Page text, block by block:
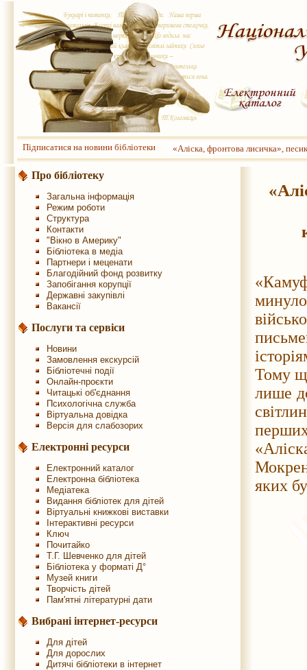
Підписатися на новини бібліотеки «Аліска, фронтова лисичка»,
Про бібліотеку
Загальна інформація
Режим роботи
Структура
Контакти
"Вікно в Америку"
Бібліотека в медіа
Партнери і меценати
Благодійний фонд розвитку
Запобігання корупції
Державні закупівлі
Вакансії
Послуги та сервіси
Новини
Замовлення екскурсій
Бібліотечні події
Онлайн-проєкти
Читацькі об'єднання
Психологічна служба
Віртуальна довідка
Версія для слабозорих
Електронні ресурси
Електронний каталог
Електронна бібліотека
Медіатека
Видання бібліотек для дітей
Віртуальні книжкові виставки
Інтерактивні ресурси
Ключ
Почитайко
Т.Г. Шевченко для дітей
Бібліотека у форматі Д°
Музей книги
Творчість дітей
Пам'ятні літературні дати
Вибрані інтернет-ресурси
Для дітей
Для дорослих
Дитячі бібліотеки в інтернет
Тому
лише
яких